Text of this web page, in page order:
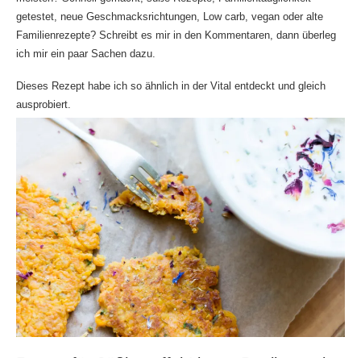
getestet, neue Geschmacksrichtungen, Low carb, vegan oder alte
Familienrezepte? Schreibt es mir in den Kommentaren, dann überleg
ich mir ein paar Sachen dazu.
Dieses Rezept habe ich so ähnlich in der Vital entdeckt und gleich
ausprobiert.